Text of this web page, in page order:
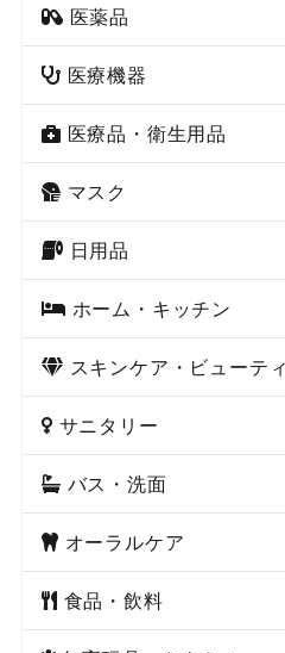
医薬品
医療機器
医療品・衛生用品
マスク
日用品
ホーム・キッチン
スキンケア・ビューテ
サニタリー
バス・洗面
オーラルケア
食品・飲料